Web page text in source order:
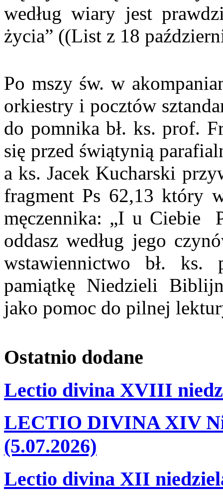
według wiary jest
życia” ((List z 18
Po mszy św. w
orkiestry i pocztów
do pomnika bł. ks. prof.
się przed świątynią
a ks. Jacek Kucharski
fragment Ps 62,13 który
męczennika: „I u Ciebie
oddasz według jego
wstawiennictwo bł. ks.
pamiątkę Niedzieli
jako pomoc do pilnej
Ostatnio dodane
Lectio divina XVIII
LECTIO DIVINA XIV
(5.07.2026)
Lectio divina XII